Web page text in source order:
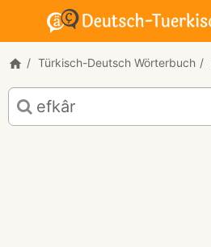
Türkisch-Deutsch Wörterbuch
Türkisch-
Deutsch
Übersetzung